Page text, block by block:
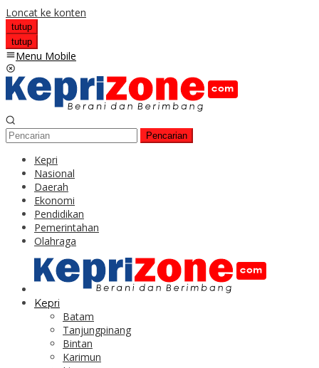
Loncat ke konten
tutup
tutup
Menu Mobile
Pencarian
Kepri
Nasional
Daerah
Ekonomi
Pendidikan
Pemerintahan
Olahraga
Kepri
Batam
Tanjungpinang
Bintan
Karimun